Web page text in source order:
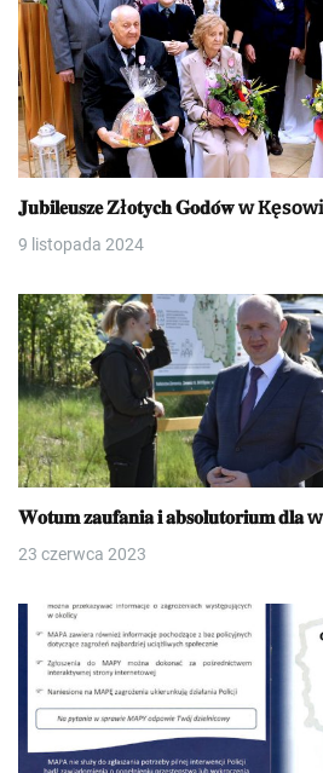
𝐉𝐮𝐛𝐢𝐥𝐞𝐮𝐬𝐳𝐞 𝐙ł𝐨𝐭𝐲𝐜𝐡 𝐆𝐨𝐝𝐨́𝐰 w
9 listopada 2024
𝐖𝐨𝐭𝐮𝐦 𝐳𝐚𝐮𝐟𝐚𝐧𝐢𝐚 𝐢 𝐚𝐛𝐬𝐨𝐥𝐮𝐭𝐨𝐫𝐢𝐮𝐦 𝐝𝐥𝐚
23 czerwca 2023